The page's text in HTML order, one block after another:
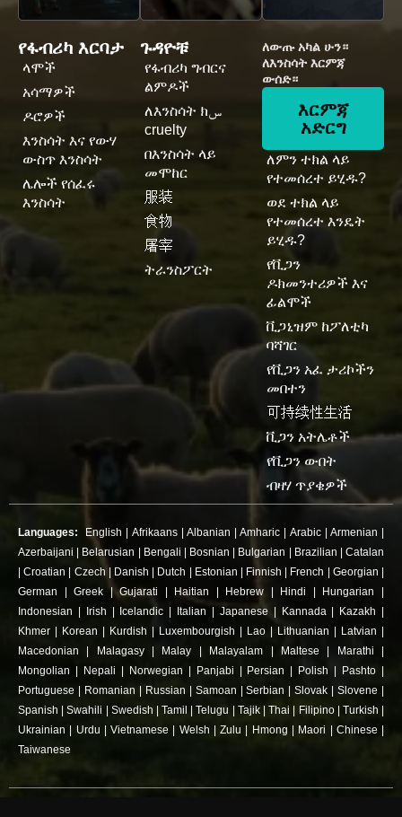
የፋብሪካ እርባታ
ላሞች
አሳማዎች
ዶሮዎች
እንስሳት እና የውሃ
ውስጥ እንስሳት
ሌሎች የሰፈሩ
እንስሳት
ጉዳዮቹ
የፋብሪካ ግብርና
ልምዶች
ለእንስሳት ክس
cruelty
በእንስሳት ላይ
መሞከር
服装
食物
屠宰
ትራንስፖርት
ለውጡ አካል ሁን።
ለእንስሳት እርምጃ
ውሰድ።
እርምጃ
አድርግ
ለምን ተክል ላይ
የተመሰረተ ይሂዱ?
ወደ ተክል ላይ
የተመሰረተ እንዴት
ይሂዱ?
የቪጋን
ዶክመንተሪዎች እና
ፊልሞች
ቪጋኒዝም ከፖለቲካ
ባሻገር
የቪጋን አፈ ታሪኮችን
መበተን
可持续性生活
ቪጋን አትሌቶች
የቪጋን ውበት
ብዛሃ ጥያቄዎች
Languages: English | Afrikaans| Albanian |Amharic | Arabic| Armenian |
Azerbaijani | Belarusian | Bengali | Bosnian | Bulgarian | Brazilian |Catalan
|Croatian | Czech | Danish | Dutch | Estonian | Finnish | French | Georgian |
German |Greek |Gujarati | Haitian | Hebrew | Hindi | Hungarian
|
Indonesian | Irish | Icelandic | Italian | Japanese| Kannada | Kazakh |
Khmer | Korean | Kurdish | Luxembourgish | Lao | Lithuanian | Latvian |
Macedonian | Malagasy| Malay | Malayalam | Maltese | Marathi |
Mongolian | Nepali | Norwegian | Panjabi | Persian | Polish | Pashto |
Portuguese | Romanian | Russian | Samoan |Serbian |Slovak |Slovene |
Spanish |Swahili | Swedish |Tamil |Telugu | Tajik|Thai | Filipino| Turkish |
Ukrainian | Urdu |Vietnamese | Welsh |Zulu | Hmong | Maori | Chinese |
Taiwanese